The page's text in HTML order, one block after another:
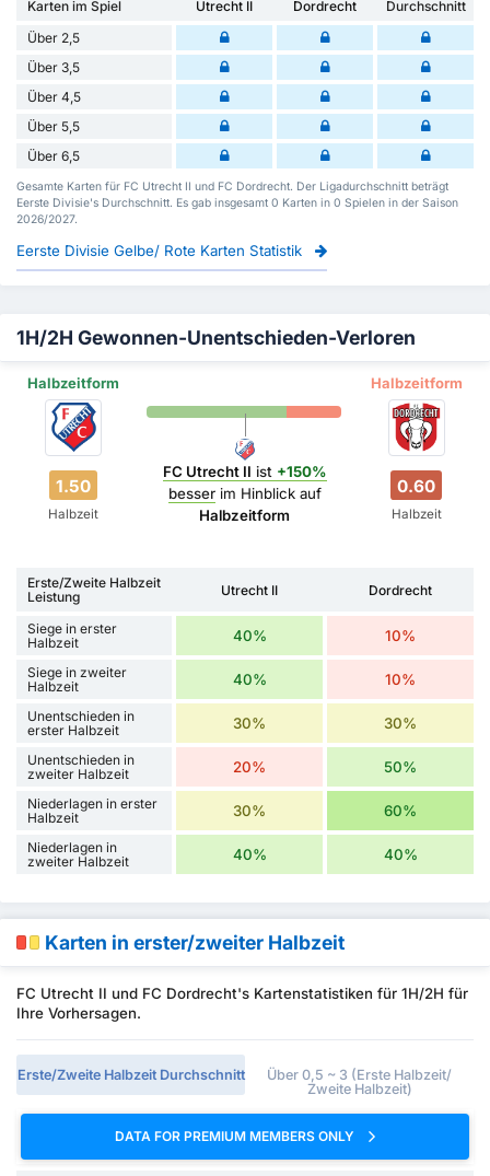
Karten im Spiel Utrecht II Dordrecht
Durchschnitt
Über 2,5
Über 3,5
Über 4,5
Über 5,5
Über 6,5
Gesamte Karten für FC Utrecht II und FC Dordrecht. Der Ligadurchschnitt beträgt
Eerste Divisie's Durchschnitt. Es gab insgesamt 0 Karten in 0 Spielen in der Saison
2026/2027.
Eerste Divisie Gelbe/ Rote Karten Statistik
1H/2H Gewonnen-Unentschieden-Verloren
Halbzeitform Halbzeitform
1.50
Halbzeit
FC Utrecht II ist +150%
besserim Hinblick auf
Halbzeitform
0.60
Halbzeit
Erste/Zweite Halbzeit
Leistung
Utrecht II Dordrecht
Siege in erster
Halbzeit
40% 10%
Siege in zweiter
Halbzeit
40% 10%
Unentschieden in
erster Halbzeit
30% 30%
Unentschieden in
zweiter Halbzeit
20% 50%
Niederlagen in erster
Halbzeit
30% 60%
Niederlagen in
zweiter Halbzeit
40% 40%
Karten in erster/zweiter Halbzeit
FC Utrecht II und FC Dordrecht's Kartenstatistiken für 1H/2H für
Ihre Vorhersagen.
Erste/Zweite Halbzeit Durchschnitt
Über 0,5 ~ 3 (Erste Halbzeit/
Zweite Halbzeit)
DATA FOR PREMIUM MEMBERS ONLY